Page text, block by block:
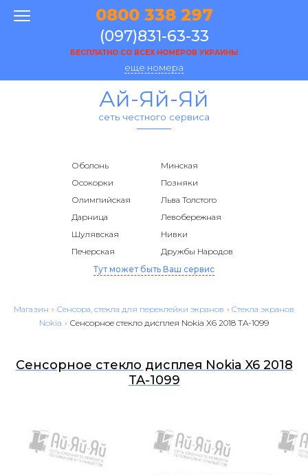
0800 338 297
(097)831-63-33
БЕСПЛАТНО СО ВСЕХ НОМЕРОВ УКРАИНЫ
еще номера
Ай-Яй-Яй
сеть честного сервиса
Оболонь
Минская
Осокорки
Позняки
Олимпийская
Льва Толстого
Дарница
Левобережная
Шулявская
Нивки
Печерская
Дружбы Народов
Тут может быть Ваш сервис
Магазин › Сенсора, стекла для переклейки экранов › Cтекла экранов
Nokia › Сенсорное стекло дисплея Nokia X6 2018 TA-1099
Сенсорное стекло дисплея Nokia X6 2018
TA-1099